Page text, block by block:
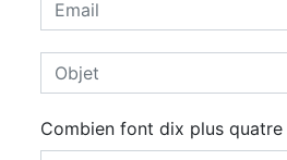
Combien font dix plus quatre